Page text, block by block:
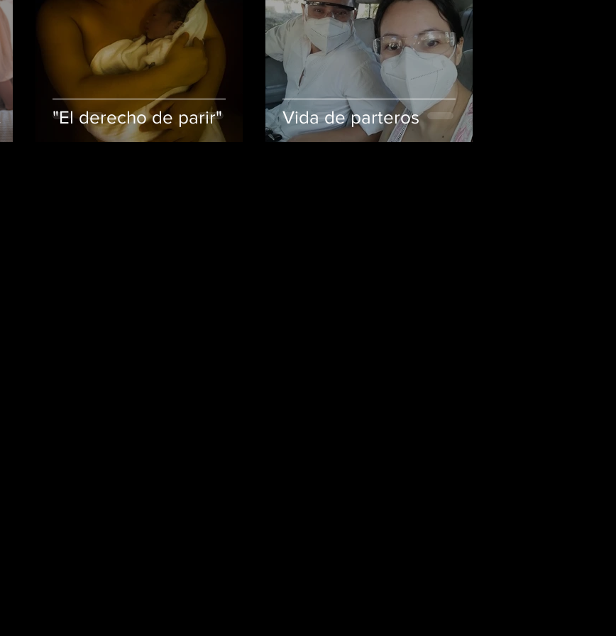
"El derecho de parir" Vida de parteros